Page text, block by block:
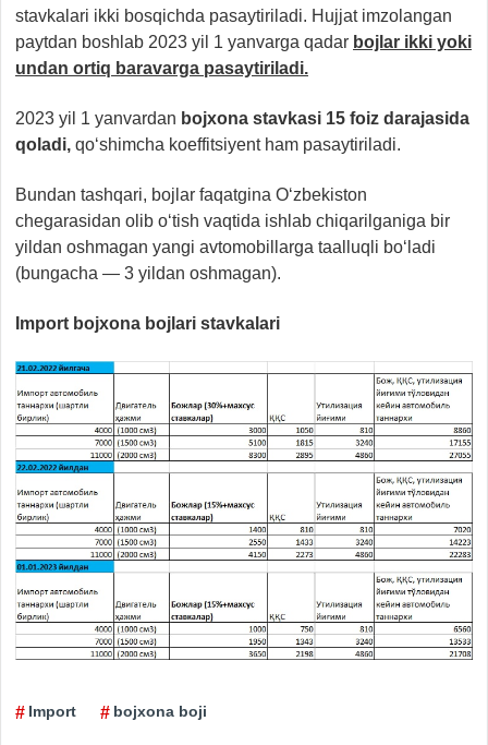
stavkalari ikki bosqichda pasaytiriladi. Hujjat imzolangan
paytdan boshlab 2023 yil 1 yanvarga qadar bojlar ikki yoki
undan ortiq baravarga pasaytiriladi.
2023 yil 1 yanvardan bojxona stavkasi 15 foiz darajasida
qoladi, qo‘shimcha koeffitsiyent ham pasaytiriladi.
Bundan tashqari, bojlar faqatgina O‘zbekiston
chegarasidan olib o‘tish vaqtida ishlab chiqarilganiga bir
yildan oshmagan yangi avtomobillarga taalluqli bo‘ladi
(bungacha — 3 yildan oshmagan).
Import bojxona bojlari stavkalari
Import bojxona boji